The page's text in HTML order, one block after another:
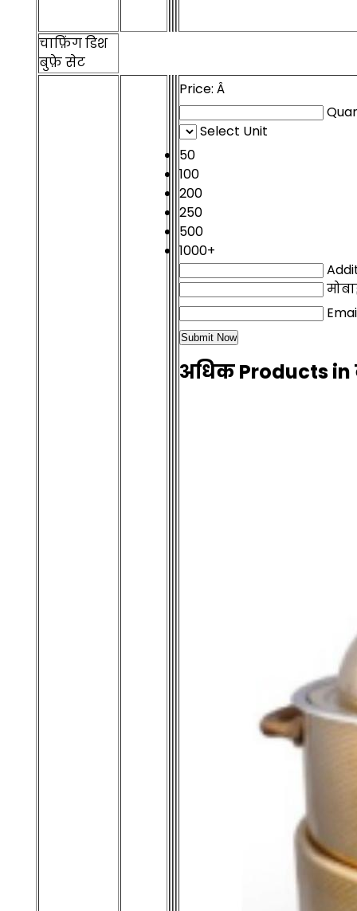
चाफ़िंग डिश
बुफ़े सेट
Price: Â
Select Unit
50
100
200
250
500
1000+
अधिक Products in